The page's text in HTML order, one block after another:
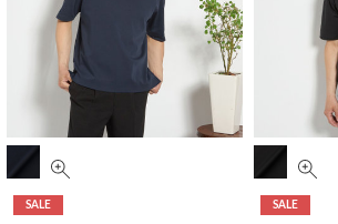
SALE SALE